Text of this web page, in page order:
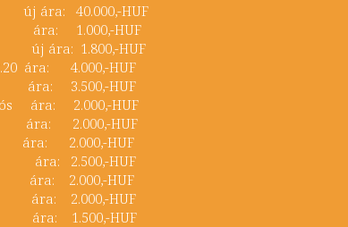
40.000,-HUF
1.000,-HUF
1.800,-HUF
ára: 4.000,-HUF
ára: 3.500,-HUF
ára: 2.000,-HUF
ára: 2.000,-HUF
ára: 2.000,-HUF
2.500,-HUF
2.000,-HUF
ára: 2.000,-HUF
ára: 1.500,-HUF